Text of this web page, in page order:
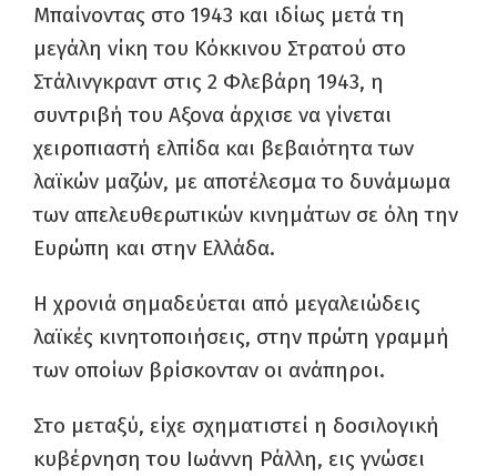
Μπαίνοντας στο 1943 και ιδίως μετά τη
μεγάλη νίκη του Κόκκινου Στρατού στο
Στάλινγκραντ στις 2 Φλεβάρη 1943, η
συντριβή του Αξονα άρχισε να γίνεται
χειροπιαστή ελπίδα και βεβαιότητα των
λαϊκών μαζών, με αποτέλεσμα το δυνάμωμα
των απελευθερωτικών κινημάτων σε όλη την
Ευρώπη και στην Ελλάδα.
Η χρονιά σημαδεύεται από μεγαλειώδεις
λαϊκές κινητοποιήσεις, στην πρώτη γραμμή
των οποίων βρίσκονταν οι ανάπηροι.
Στο μεταξύ, είχε σχηματιστεί η δοσιλογική
κυβέρνηση του Ιωάννη Ράλλη, εις γνώσει